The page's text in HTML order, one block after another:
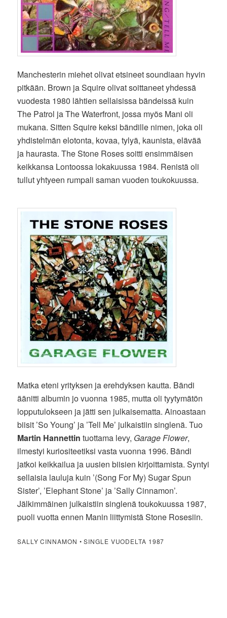
Manchesterin miehet olivat etsineet soundiaan hyvin
pitkään. Brown ja Squire olivat soittaneet yhdessä
vuodesta 1980 lähtien sellaisissa bändeissä kuin
The Patrol ja The Waterfront, jossa myös Mani oli
mukana. Sitten Squire keksi bändille nimen, joka oli
yhdistelmän elotonta, kovaa, tylyä, kaunista, elävää
ja haurasta. The Stone Roses soitti ensimmäisen
keikkansa Lontoossa lokakuussa 1984. Renistä oli
tullut yhtyeen rumpali saman vuoden toukokuussa.
Matka eteni yrityksen ja erehdyksen kautta. Bändi
äänitti albumin jo vuonna 1985, mutta oli tyytymätön
lopputulokseen ja jätti sen julkaisematta. Ainoastaan
biisit ’So Young’ ja ’Tell Me’ julkaistiin singlenä. Tuo
Martin Hannettin tuottama levy, Garage Flower,
ilmestyi kuriositeetiksi vasta vuonna 1996. Bändi
jatkoi keikkailua ja uusien biisien kirjoittamista. Syntyi
sellaisia lauluja kuin ’(Song For My) Sugar Spun
Sister’, ’Elephant Stone’ ja ’Sally Cinnamon’.
Jälkimmäinen julkaistiin singlenä toukokuussa 1987,
puoli vuotta ennen Manin liittymistä Stone Rosesiin.
SALLY CINNAMON • SINGLE VUODELTA 1987